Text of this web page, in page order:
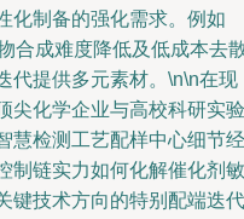
化制备的强化需求。例如
合成难度降低及低成本去
代提供多元素材。\n\n在现
尖化学企业与高校科研实验
慧检测工艺配样中心细节经
制链实力如何化解催化剂敏
键技术方向的特别配端迭代